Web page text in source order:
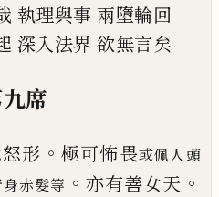
執理與事 兩墮輪回
深入法界 欲無言矣
席
形 。 極可怖畏或佩人頭
身赤髮等 。 亦有善女天 。